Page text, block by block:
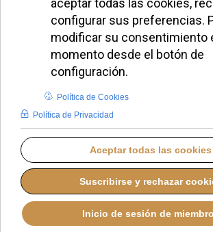
Gobierno de
Andorra en
del debate
aborto
JAVIER RUIZ ARREGUI
DEFENSA DE LA VIDA
MARTES, 16 DICIEMBRE 2025 10:00